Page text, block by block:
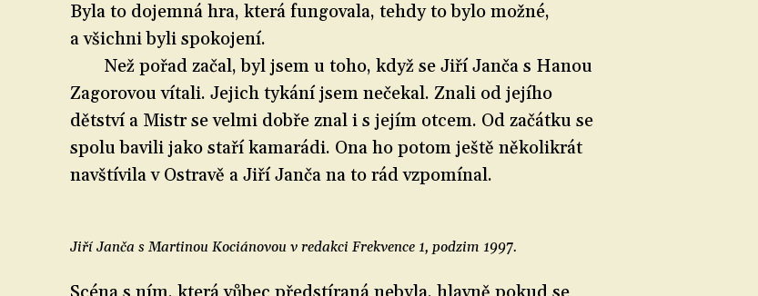
Byla to dojemná hra, která fungovala, tehdy to bylo možné,
a všichni byli spokojení.
Než pořad začal, byl jsem u toho, když se Jiří Janča s Hanou
Zagorovou vítali. Jejich tykání jsem nečekal. Znali od jejího
dětství a Mistr se velmi dobře znal i s jejím otcem. Od začátku se
spolu bavili jako staří kamarádi. Ona ho potom ještě několikrát
navštívila v Ostravě a Jiří Janča na to rád vzpomínal.
Jiří Janča s Martinou Kociánovou v redakci Frekvence 1, podzim 1997.